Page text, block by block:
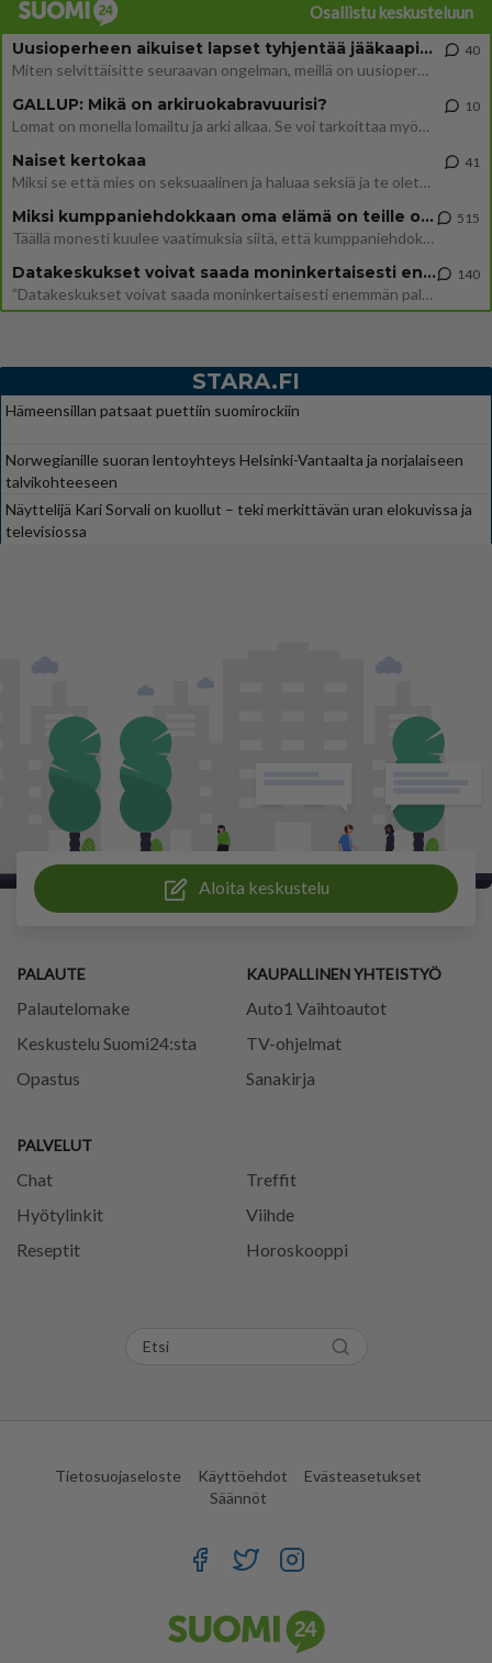
Osallistu keskusteluun
Uusioperheen aikuiset lapset tyhjentää jääkaapin käydessään
Miten selvittäisitte seuraavan ongelman, meillä on uusioperhe, minulla teini-ikäiset lapset ja puolisolla aikuiset, jotk
40
GALLUP: Mikä on arkiruokabravuurisi?
Lomat on monella lomailtu ja arki alkaa. Se voi tarkoittaa myös sitä, että grillailut on grillattu ja palataan arjen ruo
10
Naiset kertokaa
Miksi se että mies on seksuaalinen ja haluaa seksiä ja te olette hänen mielestänne haluttava on vastenmielistä? Mikä sii
41
Miksi kumppaniehdokkaan oma elämä on teille ongelma?
Täällä monesti kuulee vaatimuksia siitä, että kumppaniehdokkaalla ei saisi olla lemmikkejä, lapsia, kavereita, eksiä, su
515
Datakeskukset voivat saada moninkertaisesti enemmän palautuksia kuin mitä ne maksavat veroja
”Datakeskukset voivat saada moninkertaisesti enemmän palautuksia kuin mitä ne maksavat veroja”, sanoo professori Jussi K
140
STARA.FI
Hämeensillan patsaat puettiin suomirockiin
Norwegianille suoran lentoyhteys Helsinki-Vantaalta ja norjalaiseen
talvikohteeseen
Näyttelijä Kari Sorvali on kuollut – teki merkittävän uran elokuvissa ja
televisiossa
Aloita keskustelu
PALAUTE
Palautelomake
Keskustelu Suomi24:sta
Opastus
PALVELUT
Chat
Treffit
Hyötylinkit
Viihde
Reseptit
Horoskooppi
KAUPALLINEN YHTEISTYÖ
Auto1 Vaihtoautot
TV-ohjelmat
Sanakirja
Tietosuojaseloste Käyttöehdot
Evästeasetukset
Säännöt